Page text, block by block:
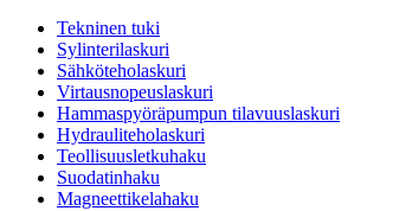
Tekninen tuki
Sylinterilaskuri
Sähköteholaskuri
Virtausnopeuslaskuri
Hammaspyöräpumpun tilavuuslaskuri
Hydrauliteholaskuri
Teollisuusletkuhaku
Suodatinhaku
Magneettikelahaku